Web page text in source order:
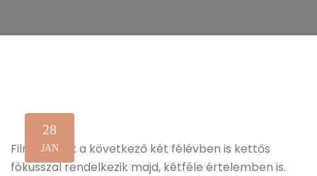
28
JAN
Filmklubunk a következő két félévben is kettős
fókusszal rendelkezik majd, kétféle értelemben is.